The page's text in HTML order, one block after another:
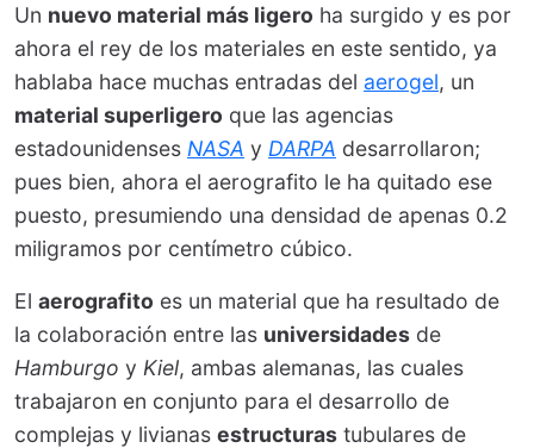
Un nuevo material más ligero ha surgido y es por
ahora el rey de los materiales en este sentido, ya
hablaba hace muchas entradas del aerogel, un
material superligero que las agencias
estadounidenses NASA y DARPA desarrollaron;
pues bien, ahora el aerografito le ha quitado ese
puesto, presumiendo una densidad de apenas 0.2
miligramos por centímetro cúbico.
El aerografito es un material que ha resultado de
la colaboración entre las universidades de
Hamburgo y Kiel, ambas alemanas, las cuales
trabajaron en conjunto para el desarrollo de
complejas y livianas estructuras tubulares de